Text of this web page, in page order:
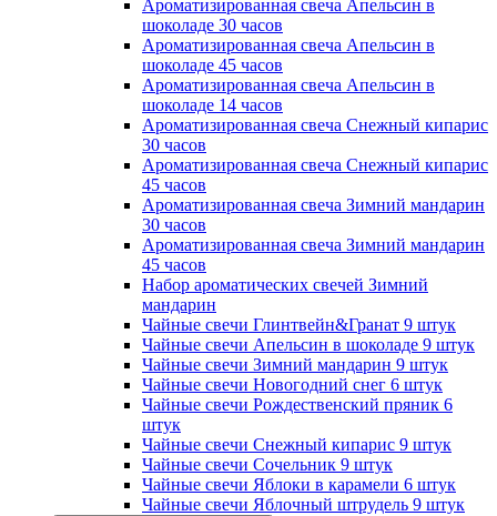
Ароматизированная свеча Апельсин в
шоколаде 30 часов
Ароматизированная свеча Апельсин в
шоколаде 45 часов
Ароматизированная свеча Апельсин в
шоколаде 14 часов
Ароматизированная свеча Снежный кипарис
30 часов
Ароматизированная свеча Снежный кипарис
45 часов
Ароматизированная свеча Зимний мандарин
30 часов
Ароматизированная свеча Зимний мандарин
45 часов
Набор ароматических свечей Зимний
мандарин
Чайные свечи Глинтвейн&Гранат 9 штук
Чайные свечи Апельсин в шоколаде 9 штук
Чайные свечи Зимний мандарин 9 штук
Чайные свечи Новогодний снег 6 штук
Чайные свечи Рождественский пряник 6
штук
Чайные свечи Снежный кипарис 9 штук
Чайные свечи Сочельник 9 штук
Чайные свечи Яблоки в карамели 6 штук
Чайные свечи Яблочный штрудель 9 штук